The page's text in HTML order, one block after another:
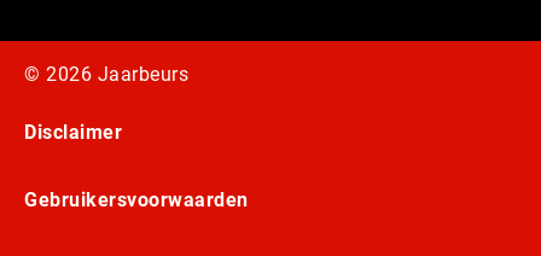
© 2026 Jaarbeurs
Disclaimer
Gebruikersvoorwaarden